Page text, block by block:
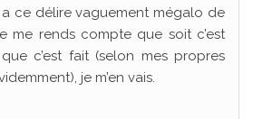
ce délire vaguement mégalo de
me rends compte que soit c’est
c’est fait (selon mes propres
je m’en vais.